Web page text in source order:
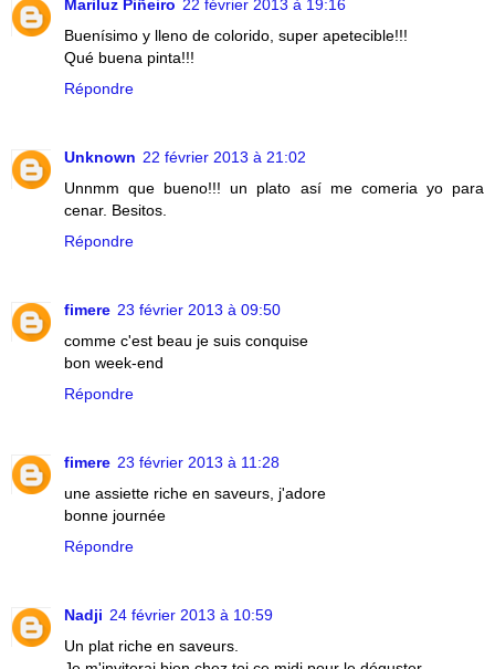
Mariluz Piñeiro 22 février 2013 à 19:16
Buenísimo y lleno de colorido, super apetecible!!!
Qué buena pinta!!!
Répondre
Unknown 22 février 2013 à 21:02
Unnmm que bueno!!! un plato así me comeria yo para
cenar. Besitos.
Répondre
fimere 23 février 2013 à 09:50
comme c'est beau je suis conquise
bon week-end
Répondre
fimere 23 février 2013 à 11:28
une assiette riche en saveurs, j'adore
bonne journée
Répondre
Nadji 24 février 2013 à 10:59
Un plat riche en saveurs.